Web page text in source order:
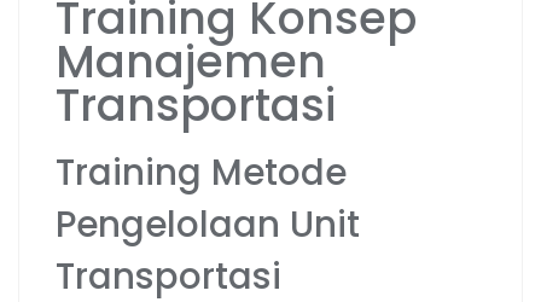
Training Konsep
Manajemen
Transportasi
Training Metode
Pengelolaan Unit
Transportasi